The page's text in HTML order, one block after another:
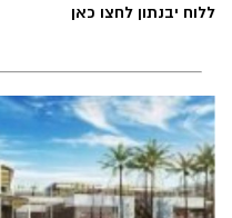
ללוח יבנתון לחצו כאן